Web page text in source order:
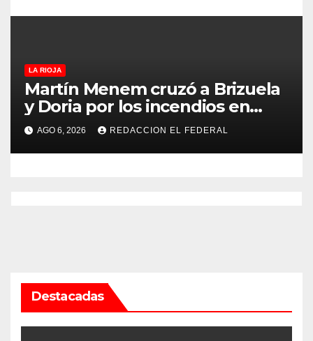
LA RIOJA
Martín Menem cruzó a Brizuela
y Doria por los incendios en
Guanchín: “Miente
descaradamente”
AGO 6, 2026 REDACCION EL FEDERAL
Destacadas